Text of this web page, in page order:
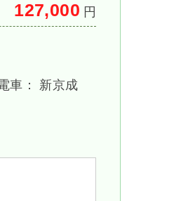
127,000 円
車： 新京成